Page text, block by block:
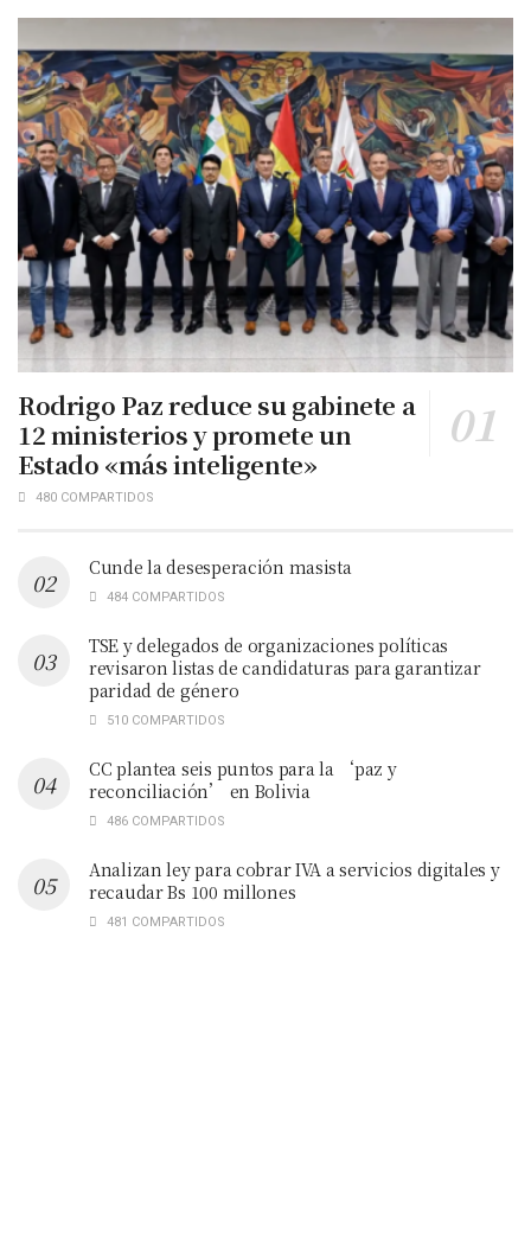
Rodrigo Paz reduce su gabinete a
12 ministerios y promete un
Estado «más inteligente»
480 COMPARTIDOS
Cunde la desesperación masista
484 COMPARTIDOS
TSE y delegados de organizaciones políticas
revisaron listas de candidaturas para garantizar
paridad de género
510 COMPARTIDOS
CC plantea seis puntos para la ‘paz y
reconciliación’ en Bolivia
486 COMPARTIDOS
Analizan ley para cobrar IVA a servicios digitales y
recaudar Bs 100 millones
481 COMPARTIDOS